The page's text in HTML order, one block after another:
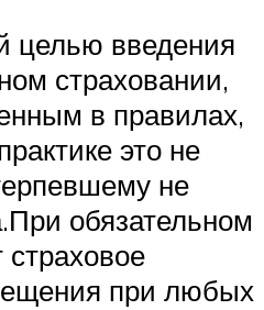
целью введения
страховании,
в правилах,
это не
не
обязательном
при любых